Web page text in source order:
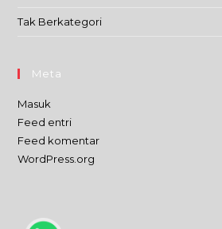
Tak Berkategori
Meta
Masuk
Feed entri
Feed komentar
WordPress.org